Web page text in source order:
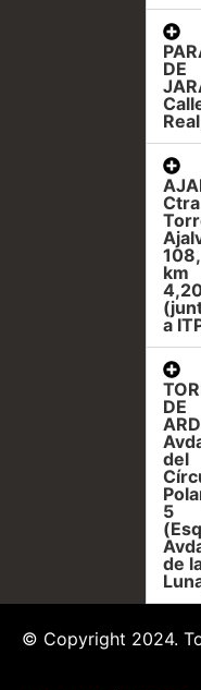
DE
108,
km
a
DE
del
5
de
© Copyright 2024.